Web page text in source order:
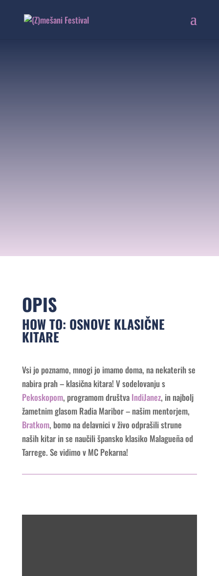
OPIS
HOW TO: OSNOVE KLASIČNE
KITARE
Vsi jo poznamo, mnogi jo imamo doma, na nekaterih se
nabira prah – klasična kitara! V sodelovanju s
Pekoskopom, programom društva IndiJanez, in najbolj
žametnim glasom Radia Maribor – našim mentorjem,
Bratkom, bomo na delavnici v živo odprašili strune
naših kitar in se naučili špansko klasiko Malagueña od
Tarrege. Se vidimo v MC Pekarna!